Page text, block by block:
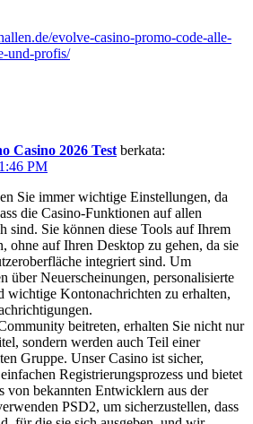
evolve-casino-promo-code-alle-
und-profis/
Casino 2026 Test berkata:
PM
Sie immer wichtige Einstellungen, da
die Casino-Funktionen auf allen
sind. Sie können diese Tools auf Ihrem
ohne auf Ihren Desktop zu gehen, da sie
integriert sind. Um
über Neuerscheinungen, personalisierte
wichtige Kontonachrichten zu erhalten,
beitreten, erhalten Sie nicht nur
sondern werden auch Teil einer
Gruppe. Unser Casino ist sicher,
Registrierungsprozess und bietet
von bekannten Entwicklern aus der
PSD2, um sicherzustellen, dass